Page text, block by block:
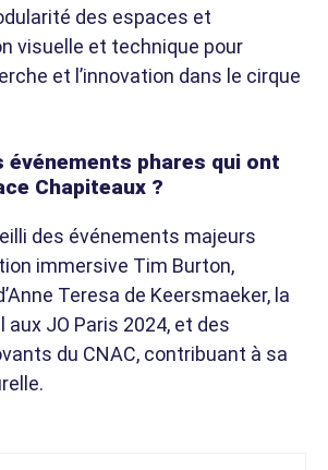
des espaces et
visuelle et technique pour
et l’innovation dans le cirque
événements phares qui ont
Chapiteaux ?
des événements majeurs
immersive Tim Burton,
Teresa de Keersmaeker, la
aux JO Paris 2024, et des
du CNAC, contribuant à sa